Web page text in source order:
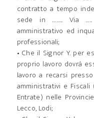
contratto a tempo
sede in …….. Via
amministrativo ed
professionali;
• Che il Signor Y. per
proprio lavoro dovrà
lavoro a recarsi
amministrativi e Fiscali
Entrate) nelle
Lecco, Lodi;